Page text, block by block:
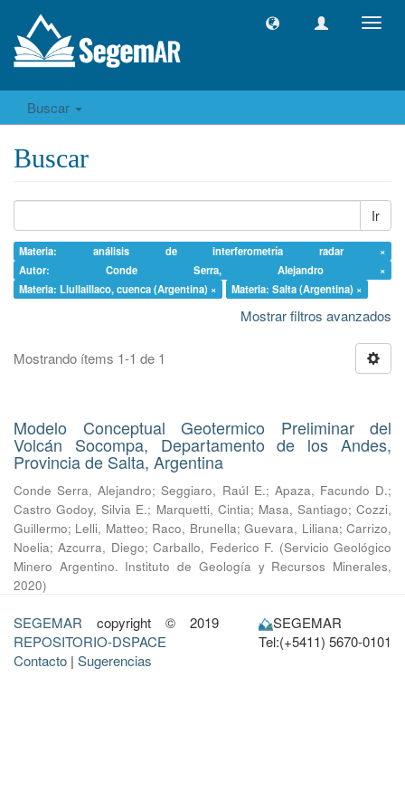
Buscar
Buscar
Ir
Materia: análisis de interferometría radar ×
Autor: Conde Serra, Alejandro ×
Materia: Llullaillaco, cuenca (Argentina) ×
Materia: Salta (Argentina) ×
Mostrar filtros avanzados
Mostrando ítems 1-1 de 1
Modelo Conceptual Geotermico Preliminar del
Volcán Socompa, Departamento de los Andes,
Provincia de Salta, Argentina
Conde Serra, Alejandro;Seggiaro, Raúl E.; Apaza, Facundo D.;
Castro Godoy, Silvia E.; Marquetti, Cintia; Masa, Santiago; Cozzi,
Guillermo; Lelli, Matteo; Raco, Brunella;Guevara, Liliana;Carrizo,
Noelia;Azcurra, Diego;Carballo, Federico F. (Servicio Geológico
Minero Argentino. Instituto de Geología y Recursos Minerales,
2020)
SEGEMAR copyright © 2019
REPOSITORIO-DSPACE
Contacto | Sugerencias
SEGEMAR
Tel:(+5411) 5670-0101